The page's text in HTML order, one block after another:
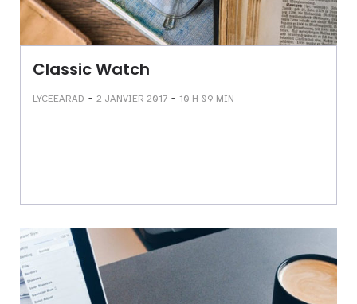
Classic Watch
LYCEEARAD - 2 JANVIER 2017 - 10 H 09 MIN